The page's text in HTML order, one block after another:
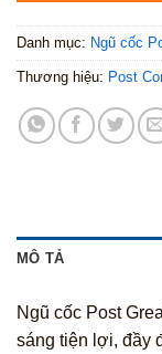
Danh mục: Ngũ cốc
Thương hiệu: Post
MÔ TẢ
Ngũ cốc Post
sáng tiện lợi, đầy